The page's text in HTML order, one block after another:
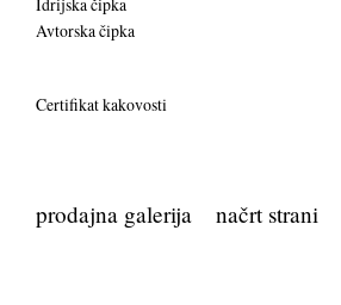
Avtorska čipka
Certifikat kakovosti
prodajna galerija načrt strani